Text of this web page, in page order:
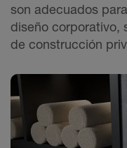
son adecuados
diseño corporativo,
de construcción